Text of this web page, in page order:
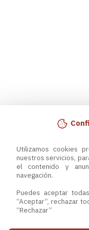
Utilizamos cookies
nuestros servicios,
el contenido y
navegación.
Puedes aceptar
“Aceptar”, rechazar
“Rechazar”